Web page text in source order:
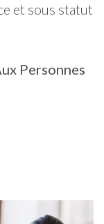
et sous statut
Personnes